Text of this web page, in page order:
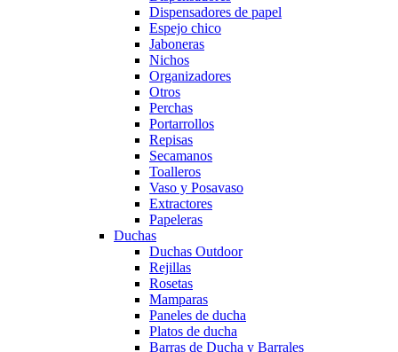
Dispensadores de papel
Espejo chico
Jaboneras
Nichos
Organizadores
Otros
Perchas
Portarrollos
Repisas
Secamanos
Toalleros
Vaso y Posavaso
Extractores
Papeleras
Duchas
Duchas Outdoor
Rejillas
Rosetas
Mamparas
Paneles de ducha
Platos de ducha
Barras de Ducha y Barrales